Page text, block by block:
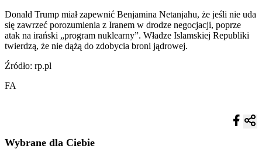
Donald Trump miał zapewnić Benjamina Netanjahu, że jeśli nie uda
się zawrzeć porozumienia z Iranem w drodze negocjacji, poprze
atak na irański „program nuklearny”. Władze Islamskiej Republiki
twierdzą, że nie dążą do zdobycia broni jądrowej.
Źródło: rp.pl
FA
Wybrane dla Ciebie